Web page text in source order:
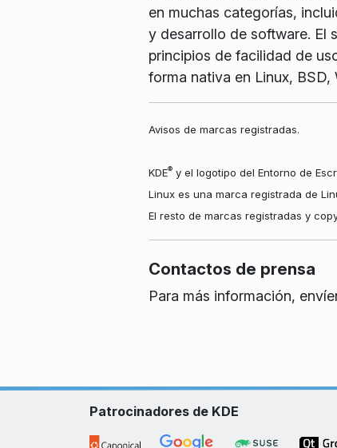
en muchas categorías,
y desarrollo de software. El
principios de facilidad de
forma nativa en Linux,
Avisos de marcas registradas.
KDE®y el logotipo del Entorno de
Linux es una marca registrada de
El resto de marcas registradas y
Contactos de prensa
Para más información,
Patrocinadores de KDE